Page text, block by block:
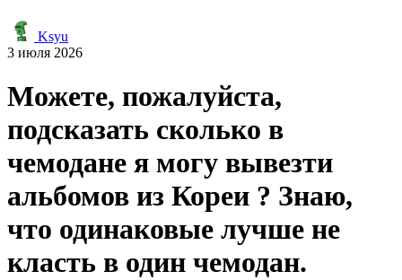
Ksyu
3 июля 2026
Можете, пожалуйста,
подсказать сколько в
чемодане я могу вывезти
альбомов из Кореи ? Знаю,
что одинаковые лучше не
класть в один чемодан.